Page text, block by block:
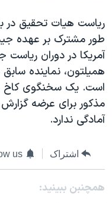
سفر پرزیدنت ترامپ به
طور مشترک بر عهده
آمريکا در دوران
هميلتون، نماينده
است. يک سخنگوی کاخ
مذکور برای عرضه
آمادگی ندارد.
اشتراک us
همچنبن ببینید: